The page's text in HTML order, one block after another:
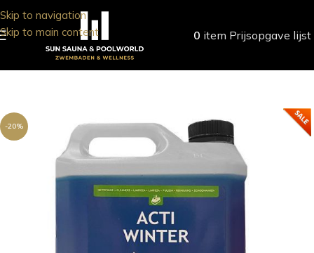
Skip to navigation
Skip to main content
0 item Prijsopgave lijst
-20%